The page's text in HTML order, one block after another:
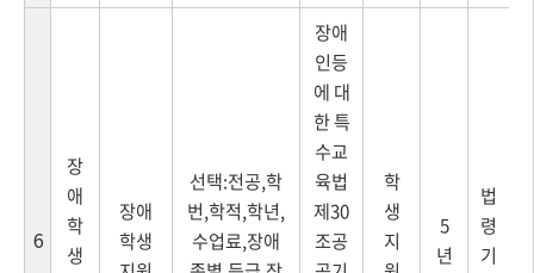
6
장
애
학
생
장애
학생
선택:전공,학
번,학적,학년,
수업료,장애
장애
인등
에 대
한 특
수교
육법
제30
조공
학
생
지
5
년
법
령
기